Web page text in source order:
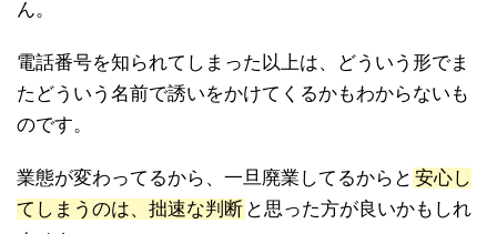
ん。
電話番号を知られてしまった以上は、どういう形でま
たどういう名前で誘いをかけてくるかもわからないも
のです。
業態が変わってるから、一旦廃業してるからと 安心し
てしまうのは、拙速な判断 と思った方が良いかもしれ